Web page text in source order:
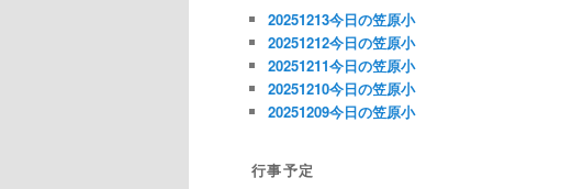
20251213今日の笠原小
20251212今日の笠原小
20251211今日の笠原小
20251210今日の笠原小
20251209今日の笠原小
行事予定